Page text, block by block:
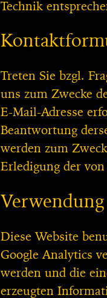
Technik
Treten Sie bzgl.
uns zum Zwecke
E-Mail-Adresse
Beantwortung
werden zum
Erledigung der
Diese Website
Google Analytics
werden und die
erzeugten